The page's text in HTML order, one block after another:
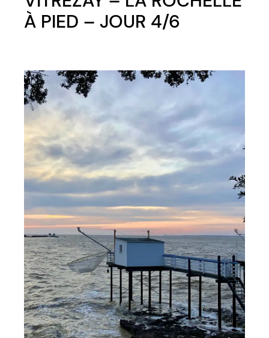
À PIED – JOUR 4/6